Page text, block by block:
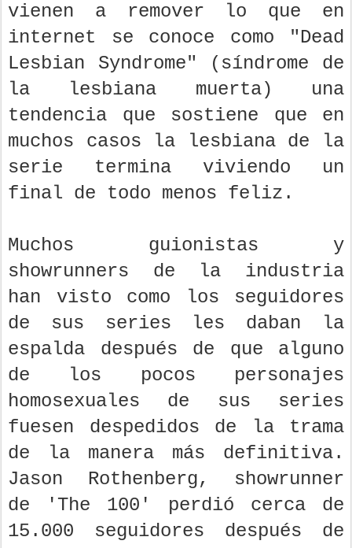
vienen a remover lo que en
internet se conoce como "Dead
Lesbian Syndrome" (síndrome de
la lesbiana muerta) una
tendencia que sostiene que en
muchos casos la lesbiana de la
serie termina viviendo un
final de todo menos feliz.
Muchos guionistas y
showrunners de la industria
han visto como los seguidores
de sus series les daban la
espalda después de que alguno
de los pocos personajes
homosexuales de sus series
fuesen despedidos de la trama
de la manera más definitiva.
Jason Rothenberg, showrunner
de 'The 100' perdió cerca de
15.000 seguidores después de